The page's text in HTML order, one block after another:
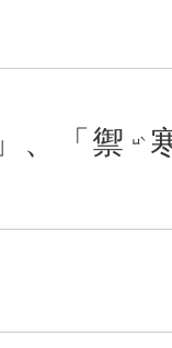
」、「 禦 ㄩˋ